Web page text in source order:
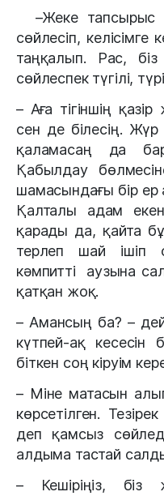
–Жеке тапсырыс
сөйлесіп, келісімге
таңқалып. Рас,
сөйлеспек түгілі,
– Аға тігіншің
сен де білесің.
қаламасаң да
Қабылдау
шамасындағы бір ер
Қалталы адам
қарады да, қайта
терлеп шай ішіп
кәмпитті аузына
қатқан жоқ.
– Амансың ба? –
күтпей-ақ кесесін
біткен соң кіруім
– Міне матасын алып
көрсетілген.
деп қамсыз
алдыма тастай
– Кешіріңіз, біз